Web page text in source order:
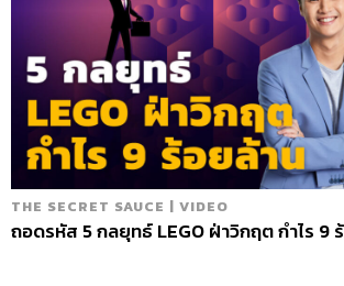
หีบเย็นเป็นหลัก อย่างภาคใต้ใช้หีบปรับอาก
เป็นฐานเครื่องปรับอากาศ และเป็นโลงไม้ตั้
เผา ซึ่งตรงกับคอนเซปต์ของคุณพ่อว่าอยา
ทำเยอะยิ่งดี”
โปรดักต์อื่นๆ นอกจากโลง
“ทุกวันนี้ที่ทำเป็นรูปธรรมจริงๆ ก็คือ
Funeral serviceเป็นบริษัทรับจัดงานศพ ที
จะขัดแย้งกับวัดมั้ย พยายามจะหาช่องทางใ
แย้งกับวัด เลยไปหาข้อมูลดูว่างานนึงวัดได้ร
THE SECRET SAUCE | VIDEO
ถอดรหัส 5 กลยุทธ์ LEGO ฝ่าวิกฤต กำไร 9